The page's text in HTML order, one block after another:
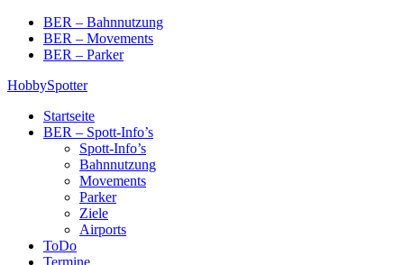
Skip
content
BER – Bahnnutzung
BER – Movements
BER – Parker
HobbySpotter
Startseite
BER – Spott-Info’s
Spott-Info’s
Bahnnutzung
Movements
Parker
Ziele
Airports
ToDo
Termine